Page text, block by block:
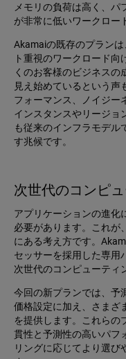
メモリの負荷は高く、パ
が非常に低いワークロー
Akamaiの既存のプラン
ト重視のワークロード
くのお客様のビジネスの
見え始めているという声
フォーマンス、ノイジー
インスタンスやリージョ
も従来のインフラモデル
す兆候です。
次世代のコンピ
アプリケーションの進化
必要があります。これが
にある考え方です。
セッサーを採用した専用
次世代のコンピューティ
今回の新プランでは、予
価格設定に加え、さまざ
を提供します。これらの
貫性と予測性の高いパフ
リングに応じてより選び